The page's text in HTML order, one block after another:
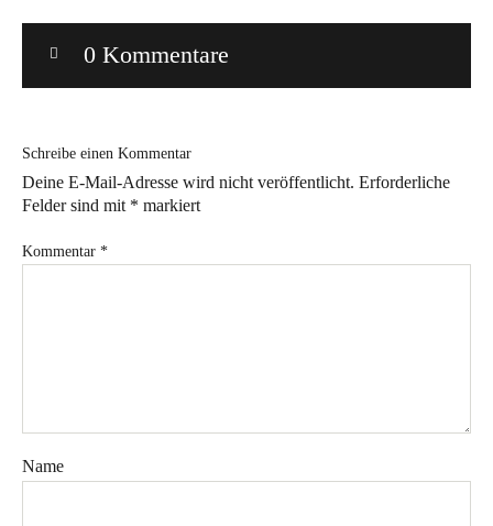
0 Kommentare
Schreibe einen Kommentar
Deine E-Mail-Adresse wird nicht veröffentlicht. Erforderliche
Felder sind mit * markiert
Kommentar *
Name